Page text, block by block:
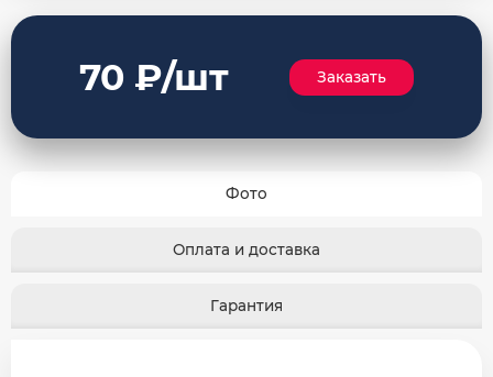
70 ₽/шт Заказать
Фото
Оплата и доставка
Гарантия